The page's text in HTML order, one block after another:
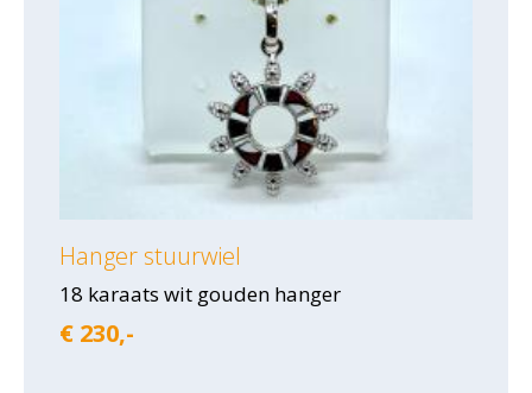
Hanger stuurwiel
18 karaats wit gouden hanger
€ 230,-